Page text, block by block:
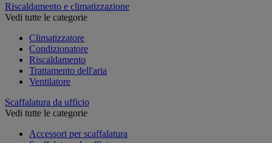
Riscaldamento e climatizzazione
Vedi tutte le categorie
Climatizzatore
Condizionatore
Riscaldamento
Trattamento dell'aria
Ventilatore
Scaffalatura da ufficio
Vedi tutte le categorie
Accessori per scaffalatura